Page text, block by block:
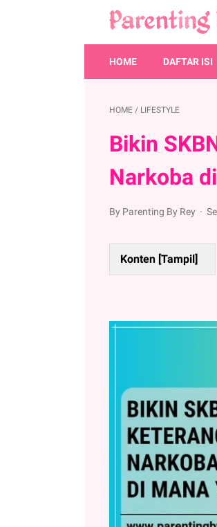
HOME DAFTAR ISI
HOME / LIFESTYLE
Bikin
Narkoba
By Parenting By Rey
Konten [Tampil]